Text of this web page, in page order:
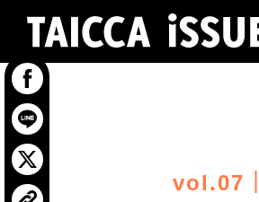
回到
vol.07